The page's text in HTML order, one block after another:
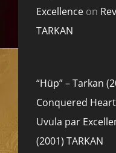
Excellence on
TARKAN
“Hüp” – Tarkan
Conquered
Uvula par
(2001) TARKAN